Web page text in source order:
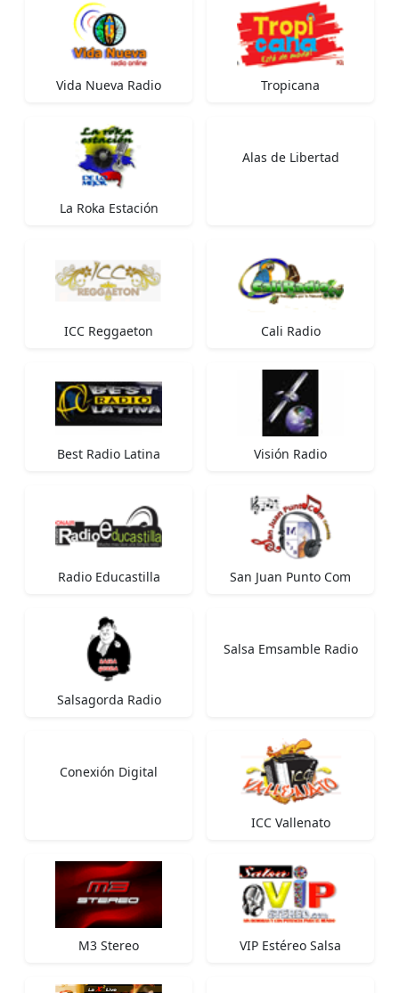
Vida Nueva Radio Tropicana
La Roka Estación
Alas de Libertad
ICC Reggaeton Cali Radio
Best Radio Latina Visión Radio
Radio Educastilla San Juan Punto Com
Salsagorda Radio
Salsa Emsamble Radio
Conexión Digital
ICC Vallenato
M3 Stereo VIP Estéreo Salsa